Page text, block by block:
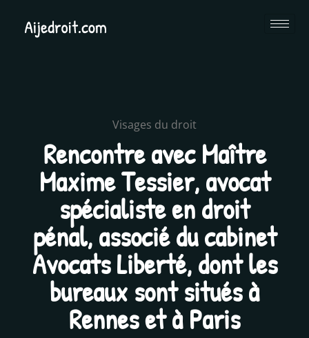
Visages du droit
Rencontre avec Maître
Maxime Tessier, avocat
spécialiste en droit
pénal, associé du cabinet
Avocats Liberté, dont les
bureaux sont situés à
Rennes et à Paris